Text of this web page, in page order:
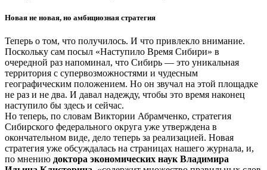
Новая не новая, но амбициозная стратегия
Теперь о том, что получилось. И что привлекло внимание.
Поскольку сам посыл «Наступило Время Сибири» в
очередной раз напоминал, что Сибирь — это уникальная
территория с супервозможностями и чудесным
географическим положением. Но он звучал на этой площадке
не раз и не два. И давал надежду, чтобы это время наконец
наступило бы здесь и сейчас.
Но теперь, по словам Виктории Абрамченко, стратегия
Сибирского федерального округа уже утверждена в
окончательном виде, дело теперь за реализацией. Новая
стратегия уже обсуждалась на страницах нашего журнала, и,
по мнению доктора экономических наук Владимира